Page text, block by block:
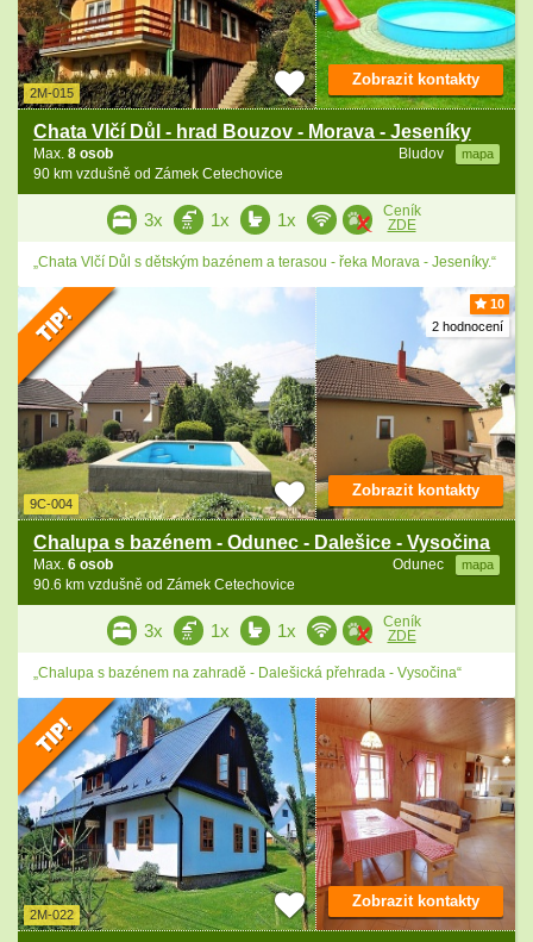
2M-015
Chata Vlčí Důl - hrad Bouzov - Morava - Jeseníky
Bludov mapa
Max. 8 osob
90 km vzdušně od Zámek Cetechovice
Zobrazit kontakty
3x 1x 1x
Ceník
ZDE
„Chata Vlčí Důl s dětským bazénem a terasou - řeka Morava - Jeseníky.“
10
2 hodnocení
9C-004
Chalupa s bazénem - Odunec - Dalešice - Vysočina
Odunec mapa
Max. 6 osob
90.6 km vzdušně od Zámek Cetechovice
Zobrazit kontakty
3x 1x 1x
Ceník
ZDE
„Chalupa s bazénem na zahradě - Dalešická přehrada - Vysočina“
2M-022
Zobrazit kontakty